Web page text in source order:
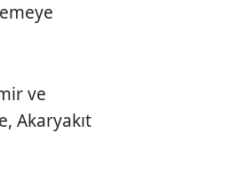
ve
Akaryakıt